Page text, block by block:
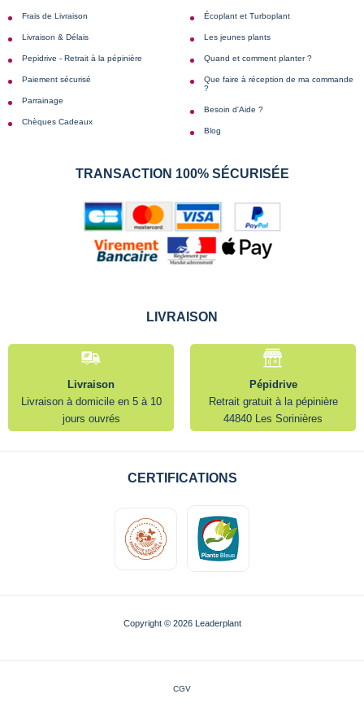
Frais de Livraison
Livraison & Délais
Pepidrive - Retrait à la pépinière
Paiement sécurisé
Parrainage
Chèques Cadeaux
Écoplant et Turboplant
Les jeunes plants
Quand et comment planter ?
Que faire à réception de ma commande
?
Besoin d'Aide ?
Blog
TRANSACTION 100% SÉCURISÉE
LIVRAISON
Livraison
Livraison à domicile en 5 à 10
jours ouvrés
Pépidrive
Retrait gratuit à la pépinière
44840 Les Sorinières
CERTIFICATIONS
Copyright © 2026 Leaderplant
CGV